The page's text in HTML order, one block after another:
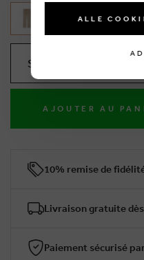
Sélectionnez votre taille
AJOUTER AU
10% remise de
Livraison gratuite
Paiement sécurisé
ALLE